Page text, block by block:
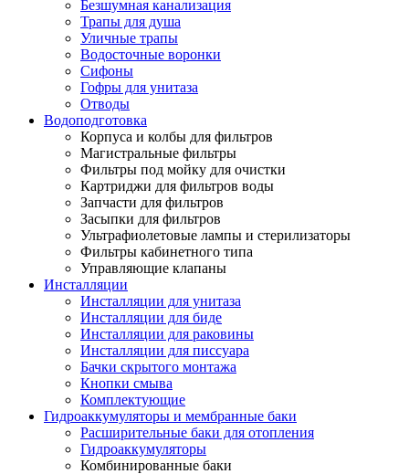
Безшумная канализация
Трапы для душа
Уличные трапы
Водосточные воронки
Сифоны
Гофры для унитаза
Отводы
Водоподготовка
Корпуса и колбы для фильтров
Магистральные фильтры
Фильтры под мойку для очистки
Картриджи для фильтров воды
Запчасти для фильтров
Засыпки для фильтров
Ультрафиолетовые лампы и стерилизаторы
Фильтры кабинетного типа
Управляющие клапаны
Инсталляции
Инсталляции для унитаза
Инсталляции для биде
Инсталляции для раковины
Инсталляции для писсуара
Бачки скрытого монтажа
Кнопки смыва
Комплектующие
Гидроаккумуляторы и мембранные баки
Расширительные баки для отопления
Гидроаккумуляторы
Комбинированные баки